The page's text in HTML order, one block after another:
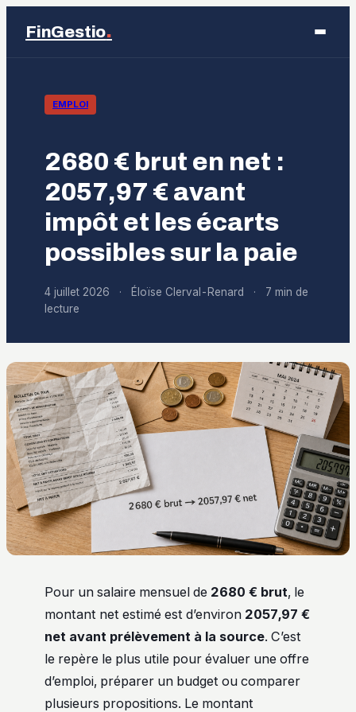
FinGestio.
Business
Finance
Marketing
EMPLOI
2680 € brut en net :
2057,97 € avant
impôt et les écarts
possibles sur la paie
4 juillet 2026 · Éloïse Clerval-Renard ·
7 min de
lecture
Pour un salaire mensuel de 2680 € brut, le
montant net estimé est d’environ 2057,97 €
net avant prélèvement à la source. C’est
le repère le plus utile pour évaluer une offre
d’emploi, préparer un budget ou comparer
plusieurs propositions. Le montant